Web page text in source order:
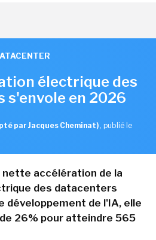
électrique des
s'envole en 2026
par Jacques Cheminat) , publié le
accélération de la
des datacenters
développement de l'IA, elle
26% pour atteindre 565